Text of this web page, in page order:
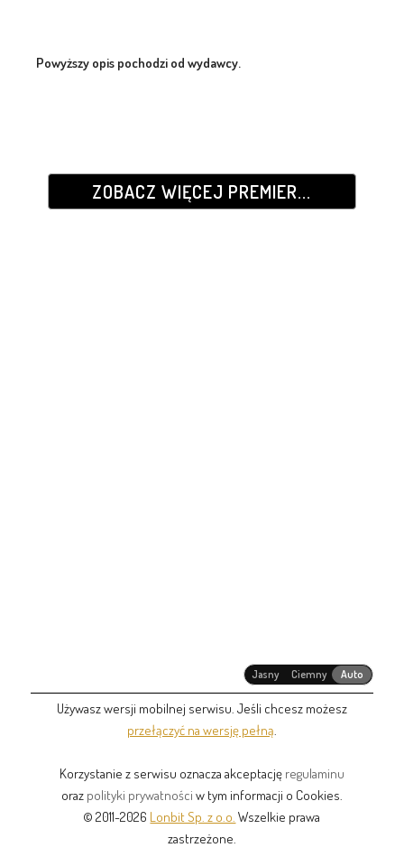
Powyższy opis pochodzi od wydawcy.
ZOBACZ WIĘCEJ PREMIER...
Jasny Ciemny Auto
Używasz wersji mobilnej serwisu. Jeśli chcesz możesz
przełączyć na wersję pełną
Korzystanie z serwisu oznacza akceptację regulaminu
oraz polityki prywatności w tym informacji o Cookies.
© 2011-2026 Lonbit Sp. z o.o. Wszelkie prawa
zastrzeżone.